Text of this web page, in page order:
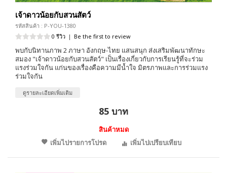
เจ้าดาวน้อยกับสวนสัตว์
รหัสสินค้า : P-YOU-1380
0 รีวิว | Be the first to review
พบกับนิทานภาพ 2 ภาษา อังกฤษ-ไทย แสนสนุก ส่งเสริมพัฒนาทักษะ
สมอง "เจ้าดาวน้อยกับสวนสัตว์" เป็นเรื่องเกี่ยวกับการเรียนรู้ที่จะร่วม
แรงร่วมใจกัน แก่นของเรื่องคือความมีน้ำใจ มิตรภาพและการร่วมแรง
ร่วมใจกัน
ดูรายละเอียดเพิ่มเติม
85 บาท
สินค้าหมด
เพิ่มไปรายการโปรด
เพิ่มไปเปรียบเทียบ